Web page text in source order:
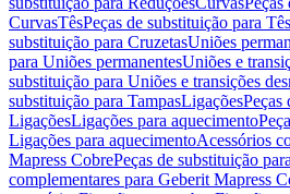
CurvasTêsPeças de substituição para Tês
substituição para CruzetasUniões
para Uniões permanentesUniões e
substituição para Uniões e transições
substituição para TampasLigaçõesPeças
LigaçõesLigações para aquecimento
Ligações para aquecimentoAcessórios
Mapress CobrePeças de substituição
complementares para Geberit Mapress